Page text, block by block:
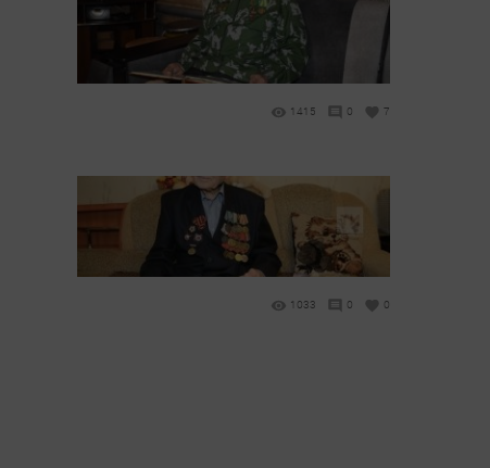
1415 0 7
1033 0 0